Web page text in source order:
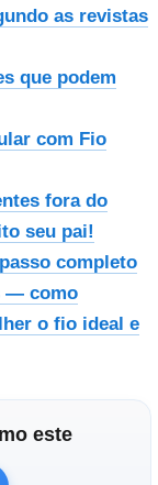
as revistas
que podem
com Fio
fora do
seu pai!
completo
— como
o fio ideal e
este